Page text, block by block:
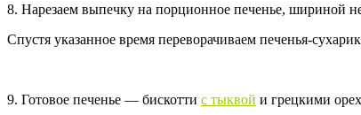
8. Нарезаем выпечку на порционное печенье, шириной
Спустя указанное время переворачиваем печенья-
9. Готовое печенье — бискотти с тыквой и грецкими